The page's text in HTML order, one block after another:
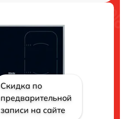
Скидка по
предварительной
записи на сайте